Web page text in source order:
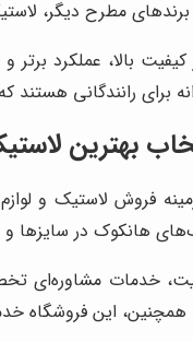
مطرح دیگر،
بالا، عملکرد
برای رانندگانی
بهترین
فروش لاستیک و
هانکوک در
خدمات مشاوره‌ای
این فروشگاه